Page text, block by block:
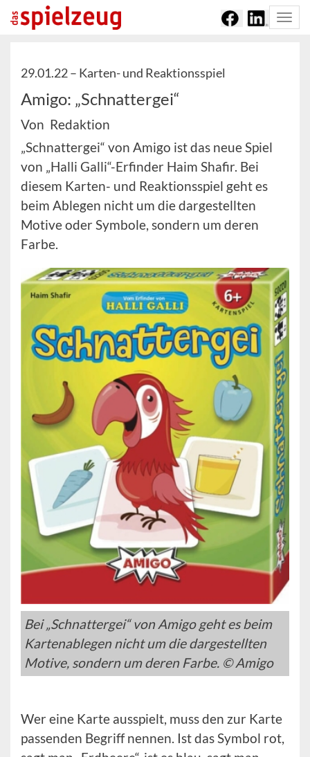
29.01.22 – Karten- und Reaktionsspiel
Amigo: „Schnattergei“
Von Redaktion
„Schnattergei“ von Amigo ist das neue Spiel
von „Halli Galli“-Erfinder Haim Shafir. Bei
diesem Karten- und Reaktionsspiel geht es
beim Ablegen nicht um die dargestellten
Motive oder Symbole, sondern um deren
Farbe.
Bei „Schnattergei“ von Amigo geht es beim
Kartenablegen nicht um die dargestellten
Motive, sondern um deren Farbe. © Amigo
Wer eine Karte ausspielt, muss den zur Karte
passenden Begriff nennen. Ist das Symbol rot,